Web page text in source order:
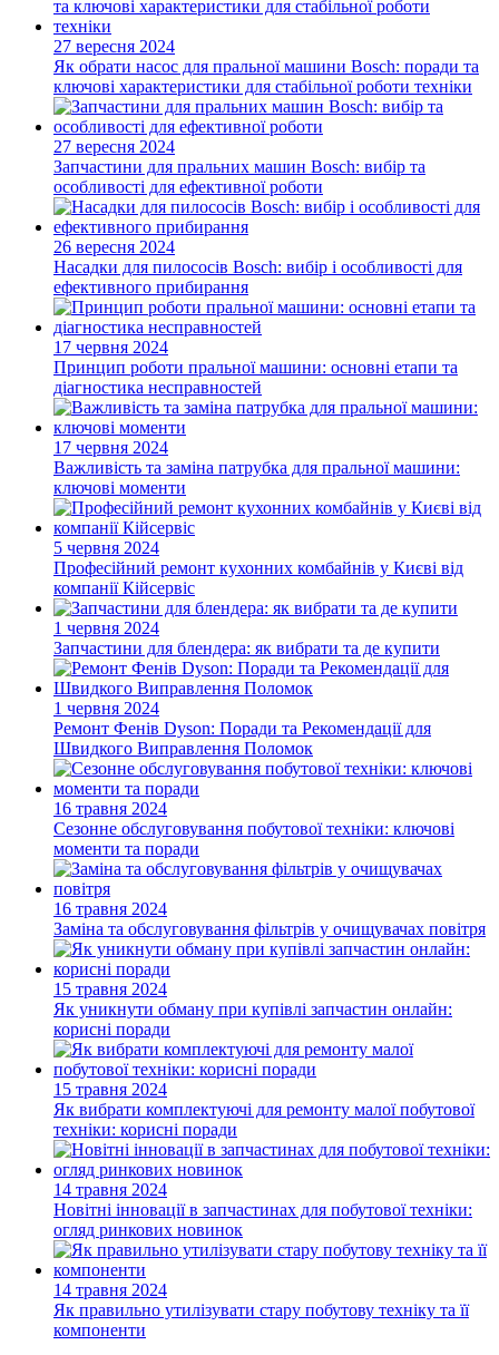
27 вересня 2024
Як обрати насос для пральної машини Bosch: поради та
ключові характеристики для стабільної роботи техніки
27 вересня 2024
Запчастини для пральних машин Bosch: вибір та
особливості для ефективної роботи
26 вересня 2024
Насадки для пилососів Bosch: вибір і особливості для
ефективного прибирання
17 червня 2024
Принцип роботи пральної машини: основні етапи та
діагностика несправностей
17 червня 2024
Важливість та заміна патрубка для пральної машини:
ключові моменти
5 червня 2024
Професійний ремонт кухонних комбайнів у Києві від
компанії Кійсервіс
1 червня 2024
Запчастини для блендера: як вибрати та де купити
1 червня 2024
Ремонт Фенів Dyson: Поради та Рекомендації для
Швидкого Виправлення Поломок
16 травня 2024
Сезонне обслуговування побутової техніки: ключові
моменти та поради
16 травня 2024
Заміна та обслуговування фільтрів у очищувачах повітря
15 травня 2024
Як уникнути обману при купівлі запчастин онлайн:
корисні поради
15 травня 2024
Як вибрати комплектуючі для ремонту малої побутової
техніки: корисні поради
14 травня 2024
Новітні інновації в запчастинах для побутової техніки:
огляд ринкових новинок
14 травня 2024
Як правильно утилізувати стару побутову техніку та її
компоненти